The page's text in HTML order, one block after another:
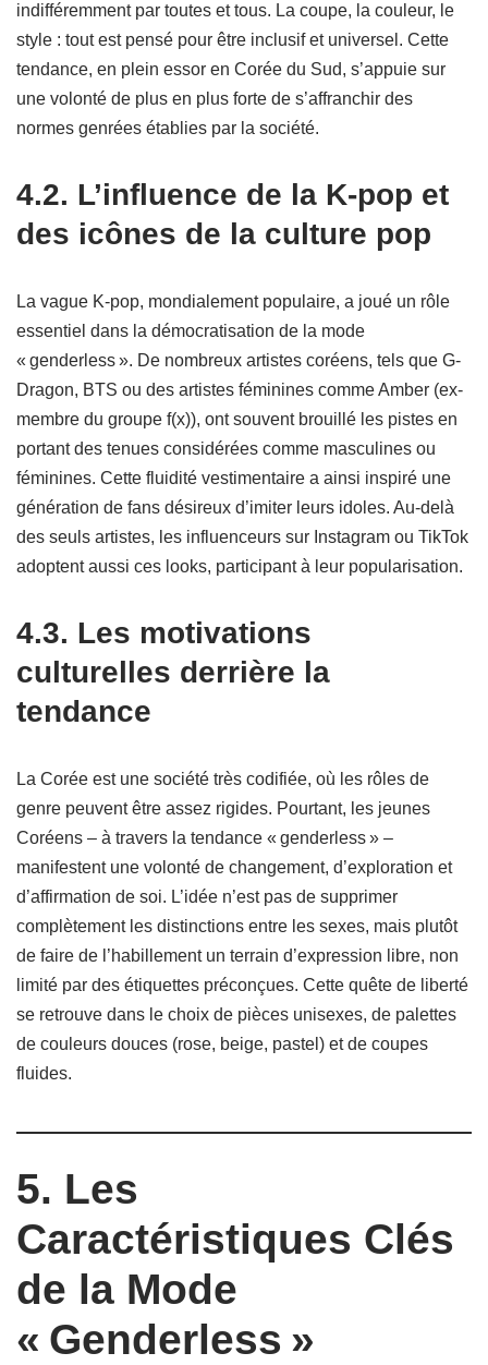
indifféremment par toutes et tous. La coupe, la couleur, le
style : tout est pensé pour être inclusif et universel. Cette
tendance, en plein essor en Corée du Sud, s’appuie sur
une volonté de plus en plus forte de s’affranchir des
normes genrées établies par la société.
4.2. L’influence de la K-pop et
des icônes de la culture pop
La vague K-pop, mondialement populaire, a joué un rôle
essentiel dans la démocratisation de la mode
« genderless ». De nombreux artistes coréens, tels que G-
Dragon, BTS ou des artistes féminines comme Amber (ex-
membre du groupe f(x)), ont souvent brouillé les pistes en
portant des tenues considérées comme masculines ou
féminines. Cette fluidité vestimentaire a ainsi inspiré une
génération de fans désireux d’imiter leurs idoles. Au-delà
des seuls artistes, les influenceurs sur Instagram ou TikTok
adoptent aussi ces looks, participant à leur popularisation.
4.3. Les motivations
culturelles derrière la
tendance
La Corée est une société très codifiée, où les rôles de
genre peuvent être assez rigides. Pourtant, les jeunes
Coréens – à travers la tendance « genderless » –
manifestent une volonté de changement, d’exploration et
d’affirmation de soi. L’idée n’est pas de supprimer
complètement les distinctions entre les sexes, mais plutôt
de faire de l’habillement un terrain d’expression libre, non
limité par des étiquettes préconçues. Cette quête de liberté
se retrouve dans le choix de pièces unisexes, de palettes
de couleurs douces (rose, beige, pastel) et de coupes
fluides.
5. Les
Caractéristiques Clés
de la Mode
« Genderless »